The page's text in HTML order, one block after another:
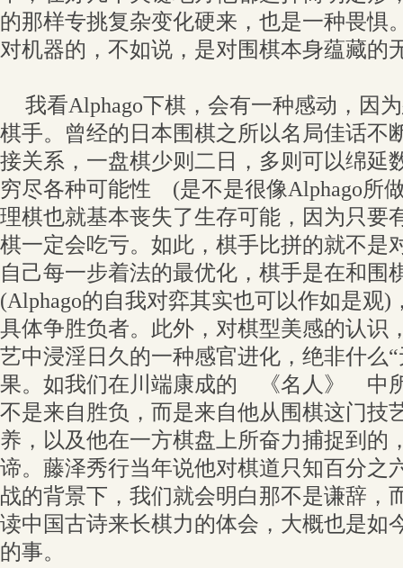
的那样专挑复杂变化硬来，也是一种畏惧
对机器的，不如说，是对围棋本身蕴藏的
我看Alphago下棋，会有一种感动，因
棋手。曾经的日本围棋之所以名局佳话不
接关系，一盘棋少则二日，多则可以绵延
穷尽各种可能性 (是不是很像Alphago所
理棋也就基本丧失了生存可能，因为只要
棋一定会吃亏。如此，棋手比拼的就不是
自己每一步着法的最优化，棋手是在和
(Alphago的自我对弈其实也可以作如是观)
具体争胜负者。此外，对棋型美感的认识
艺中浸淫日久的一种感官进化，绝非什么
果。如我们在川端康成的 《名人》 中
不是来自胜负，而是来自他从围棋这门技
养，以及他在一方棋盘上所奋力捕捉到的
谛。藤泽秀行当年说他对棋道只知百分之
战的背景下，我们就会明白那不是谦辞，
读中国古诗来长棋力的体会，大概也是如
的事。